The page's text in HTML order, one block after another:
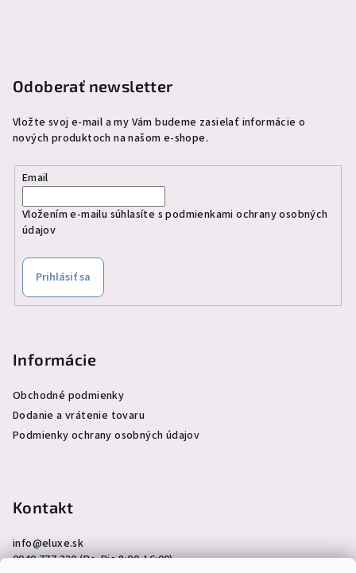
Odoberať newsletter
Vložte svoj e-mail a my Vám budeme zasielať informácie o
nových produktoch na našom e-shope.
Email
Vložením e-mailu súhlasíte spodmienkami ochrany osobných
údajov
Prihlásiť sa
Informácie
Obchodné podmienky
Dodanie a vrátenie tovaru
Podmienky ochrany osobných údajov
Kontakt
info@eluxe.sk
0940 777 230 (Po-Pia 8:00-16:00)